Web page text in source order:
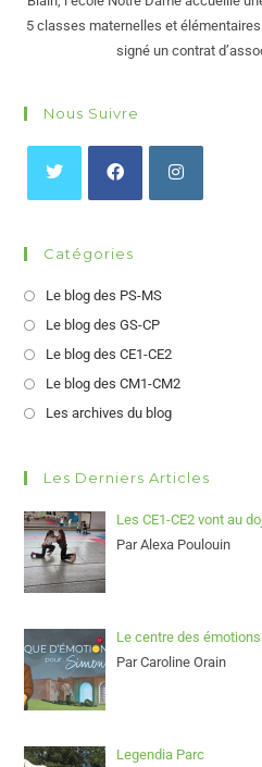
5 classes maternelles et
signé un contrat
Nous Suivre
Catégories
Le blog des PS-MS
Le blog des GS-CP
Le blog des CE1-CE2
Le blog des CM1-CM2
Les archives du blog
Les Derniers Articles
Les CE1-CE2 vont au
Par Alexa Poulouin
Le centre des émotions
Par Caroline Orain
Legendia Parc